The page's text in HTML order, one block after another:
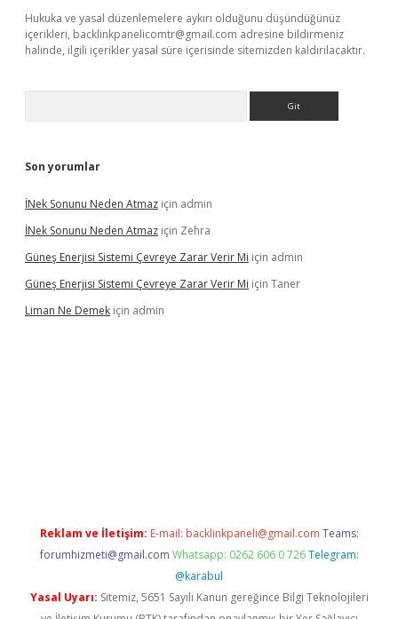
Hukuka ve yasal düzenlemelere aykırı olduğunu düşündüğünüz
içerikleri, backlinkpanelicomtr@gmail.com adresine bildirmeniz
halinde, ilgili içerikler yasal süre içerisinde sitemizden kaldırılacaktır.
Son yorumlar
İNek Sonunu Neden Atmaz için admin
İNek Sonunu Neden Atmaz için Zehra
Güneş Enerjisi Sistemi Çevreye Zarar Verir Mi için admin
Güneş Enerjisi Sistemi Çevreye Zarar Verir Mi için Taner
Liman Ne Demek için admin
Reklam ve İletişim: E-mail: backlinkpaneli@gmail.com Teams:
forumhizmeti@gmail.com Whatsapp: 0262 606 0 726 Telegram:
@karabul
Yasal Uyarı: Sitemiz, 5651 Sayılı Kanun gereğince Bilgi Teknolojileri